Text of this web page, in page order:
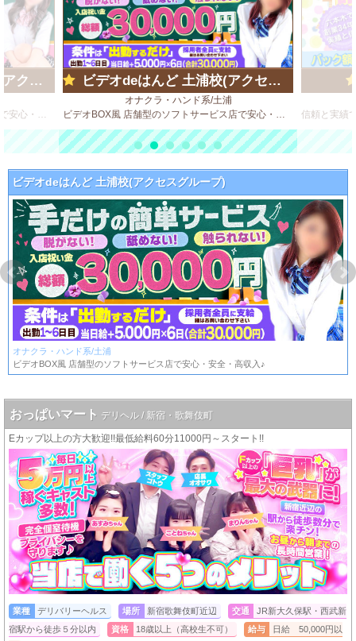
ープ)
ビデオBOX風 店舗型のソフトサービス店で安心・安全・高収入♪
ビデオdeはんど 土浦校(アクセスグループ)
オナクラ・ハンド系/土浦
ビデオBOX風 店舗型のソフトサービス店で安心・安全・高収入♪
ビデオdeはんど 土浦校(アクセスグループ)
オナクラ・ハンド系/土浦
ビデオBOX風 店舗型のソフトサービス店で安心・安全・高収入♪
おっぱいマート デリヘル / 新宿・歌舞伎町
Eカップ以上の方大歓迎!!最低給料60分11000円～スタート!!
業種 デリバリーヘルス 場所 新宿歌舞伎町近辺 交通
JR新大久保駅・西武新
宿駅から徒歩５分以内
資格 18歳以上（高校生不可） 給与
日給 50,000円以